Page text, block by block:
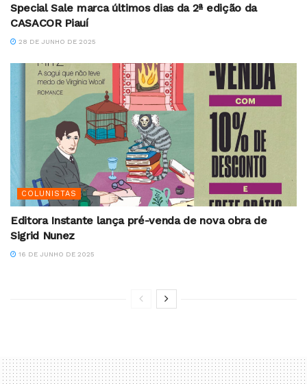
Special Sale marca últimos dias da 2ª edição da
CASACOR Piauí
28 DE JUNHO DE 2025
COLUNISTAS
Editora Instante lança pré-venda de nova obra de
Sigrid Nunez
16 DE JUNHO DE 2025